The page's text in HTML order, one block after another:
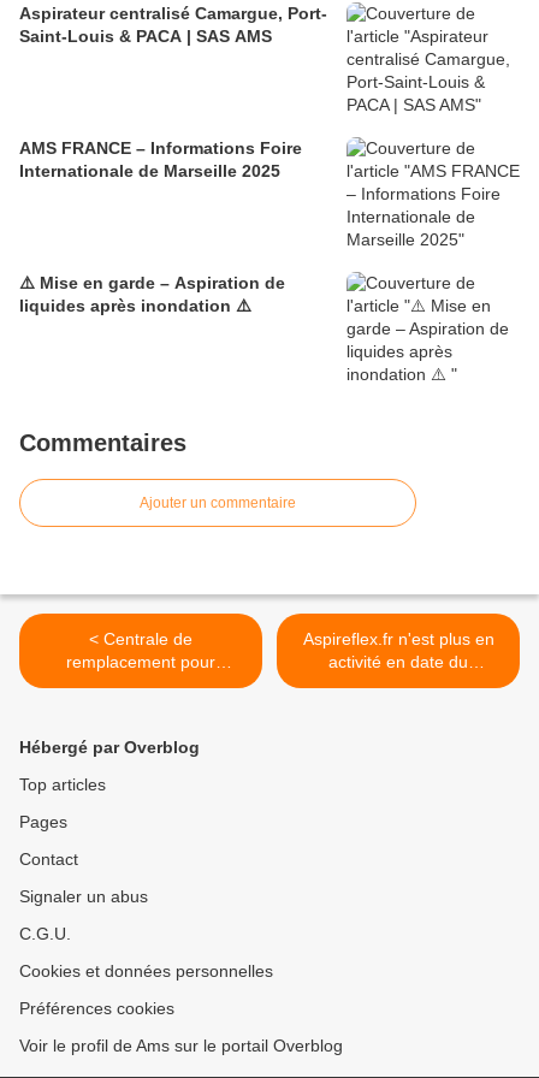
Aspirateur centralisé Camargue, Port-
Saint-Louis & PACA | SAS AMS
AMS FRANCE – Informations Foire
Internationale de Marseille 2025
⚠️ Mise en garde – Aspiration de
liquides après inondation ⚠️
Commentaires
Ajouter un commentaire
< Centrale de
remplacement pour
installation sans fil
Aspireflex.fr n'est plus en
activité en date du
16.12.2023 >
Hébergé par Overblog
Top articles
Pages
Contact
Signaler un abus
C.G.U.
Cookies et données personnelles
Préférences cookies
Voir le profil de Ams sur le portail Overblog